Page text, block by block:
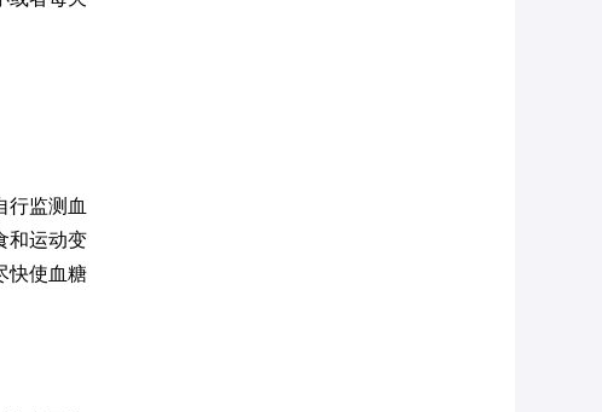
行监测血
和运动变
快使血糖